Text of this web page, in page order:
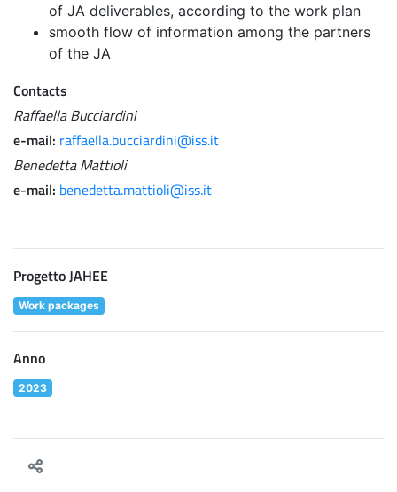
of JA deliverables, according to the work plan
smooth flow of information among the partners
of the JA
Contacts
Raffaella Bucciardini
e-mail: raffaella.bucciardini@iss.it
Benedetta Mattioli
e-mail: benedetta.mattioli@iss.it
Progetto JAHEE
Work packages
Anno
2023